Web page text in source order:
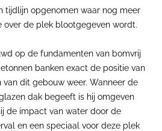
tijdlijn opgenomen waar nog meer
de plek blootgegeven wordt.
op de fundamenten van bomvrij
banken exact de positie van
dit gebouw weer. Wanneer de
dak begeeft is hij omgeven
de impact van water door de
en een speciaal voor deze plek